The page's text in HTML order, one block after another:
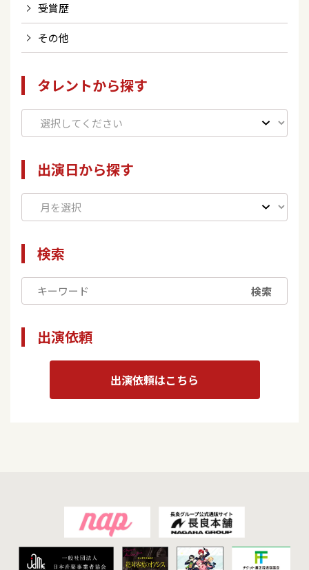
受賞歴
その他
タレントから探す
出演日から探す
検索
検索
出演依頼
出演依頼はこちら